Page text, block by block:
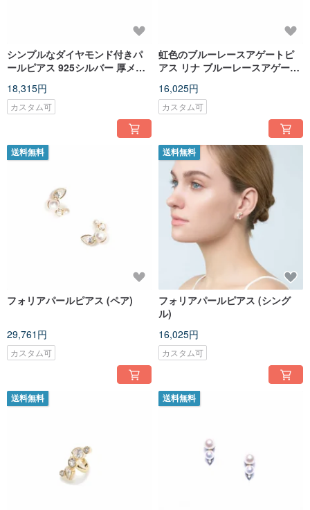
シンプルなダイヤモンド付きパ
ールピアス 925シルバー 厚メッ
Earring
18,315円
カスタム可
虹色のブルーレースアゲートピ
アス リナ ブルーレースアゲート
16,025円
カスタム可
送料無料
フォリアパールピアス (ペア)
29,761円
カスタム可
送料無料
フォリアパールピアス (シング
ル)
16,025円
カスタム可
送料無料 送料無料